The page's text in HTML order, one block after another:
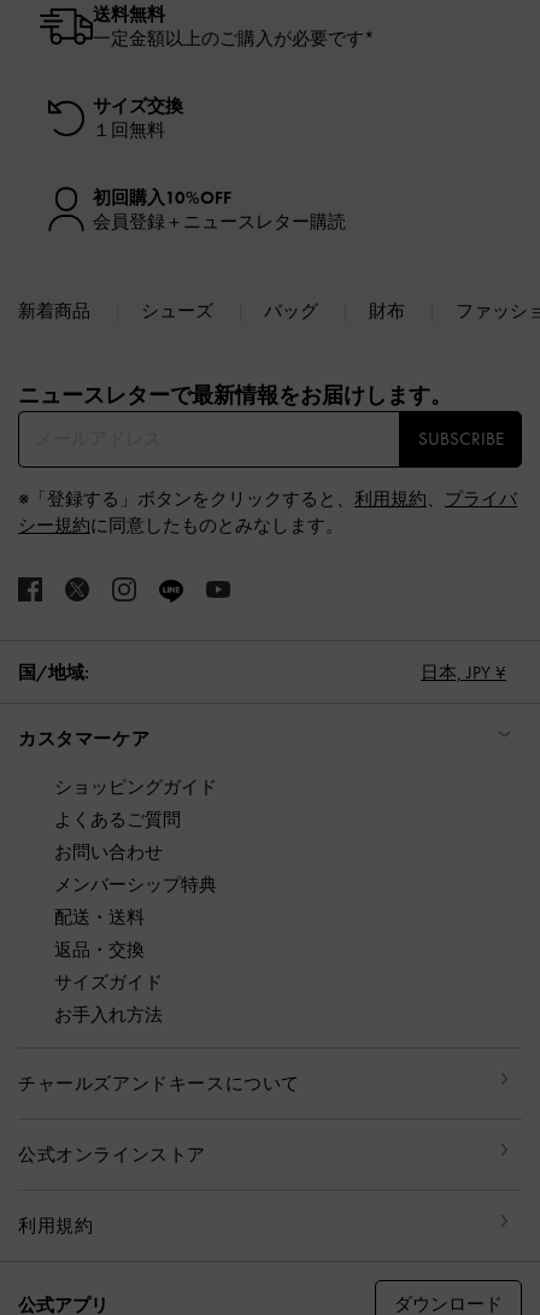
送料無料
一定金額以上のご購入が必要です*
サイズ交換
１回無料
初回購入10%OFF
会員登録＋ニュースレター購読
新着商品 シューズ バッグ 財布 ファッシ
ニュースレターで最新情報をお届けします。​
SUBSCRIBE
※「登録する」ボタンをクリックすると、 利用規約、 プライバ
シー規約に同意したものとみなします。
国/地域: 日本, JPY ¥
カスタマーケア
ショッピングガイド
よくあるご質問
お問い合わせ
メンバーシップ特典
配送・送料
返品・交換
サイズガイド
お手入れ方法
チャールズアンドキースについて
公式オンラインストア
利用規約
公式アプリ ダウンロード